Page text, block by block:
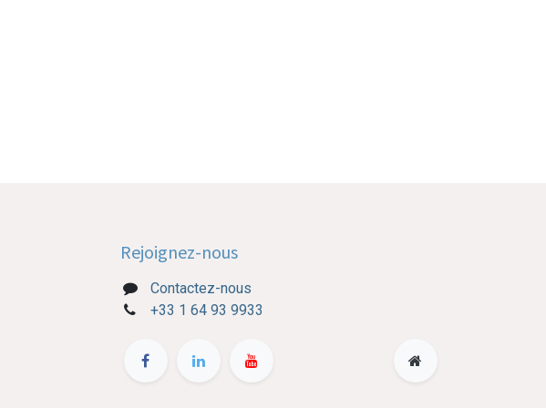
Rejoignez-nous
Contactez-nous
+33 1 64 93 9933